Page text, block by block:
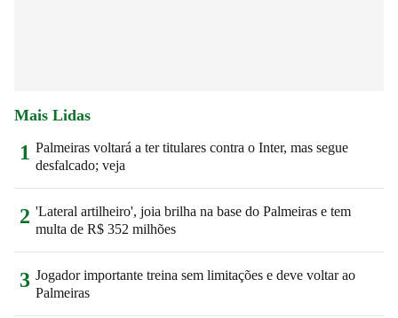
Mais Lidas
1 Palmeiras voltará a ter titulares contra o Inter, mas segue
desfalcado; veja
2 'Lateral artilheiro', joia brilha na base do Palmeiras e tem
multa de R$ 352 milhões
3 Jogador importante treina sem limitações e deve voltar ao
Palmeiras